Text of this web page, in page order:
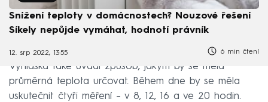
Snížení teploty v domácnostech? Nouzové řešení
Síkely nepůjde vymáhat, hodnotí právník
12. srp 2022, 13:55 6 min čtení
Vyhláška také uvádí způsob, jakým by se měla
průměrná teplota určovat. Během dne by se měla
uskutečnit čtyři měření – v 8, 12, 16 a ve 20 hodin.